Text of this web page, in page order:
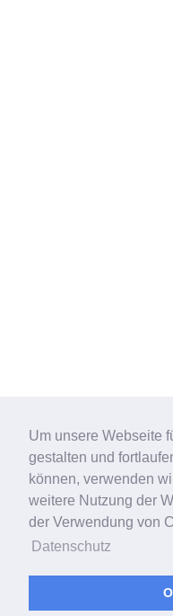
Um unsere Webseite
gestalten und
können, verwenden
weitere Nutzung der
der Verwendung von
Datenschutz